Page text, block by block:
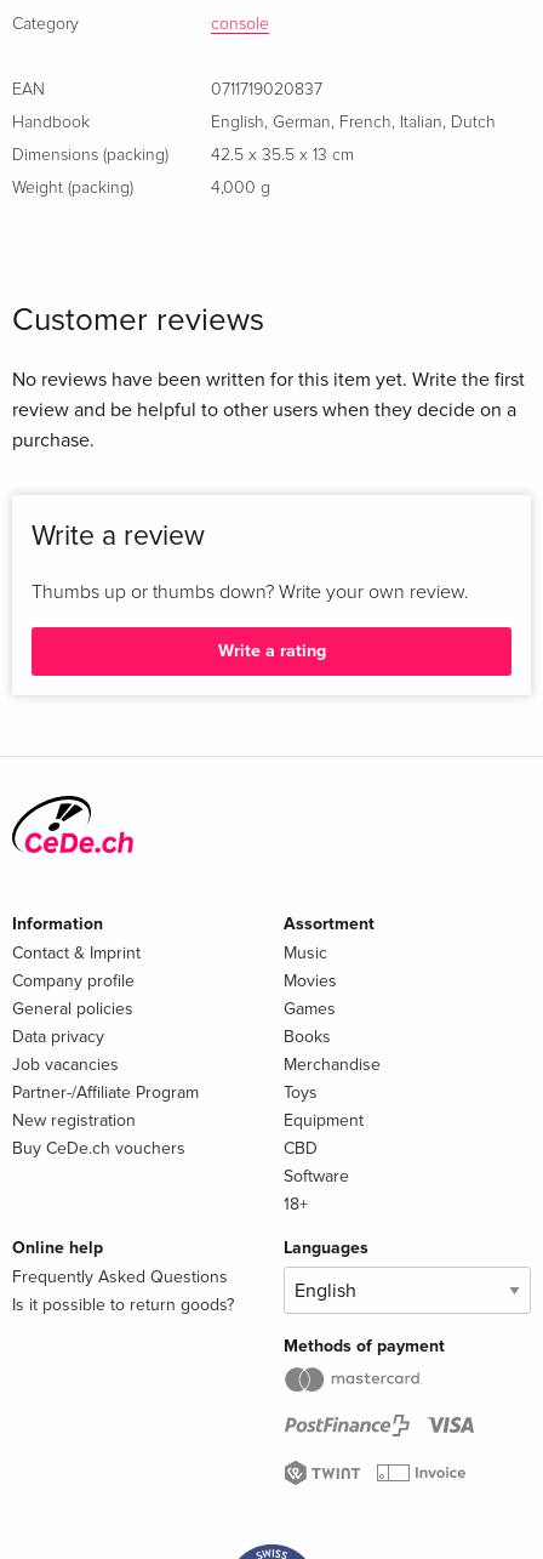
SSD, eine realistischere Spielerfahrung durch haptisches
völlig neue Generation unglaublicher PlayStation-Spiele.
Die PS5 Digital Edition ist eine vollständig digitale Version
der PS5-Konsole ohne Disc-Laufwerk. Melde dich bei deinem
Nutze die Leistung der speziell angefertigten CPU, GPU und
Konsole die Gaming-Welt revolutioniert.
Einzigartige Spiele
Entdecke ein intensiveres Gaming-Erlebnis mit
Unterstützung für haptisches Feedback, adaptive Trigger-
Tasten und 3D-Audiotechnologie.
2100 Modelle sind mit PS5-Zubehör für CFI-2000 Produkte
kompatibel, einschliesslich Konsolen-Cover und Disc-
vollständigen Nutzungsbedingungen -
playstation.com/PSNTerms.
3D-Audio über integrierte TV-Lautsprecher oder
analoge/USB-Stereokopfhörer. Die Konsole muss
eingerichtet worden sein und das neueste Systemsoftware-
Update ist erforderlich.
Category
console
EAN
0711719020837
Handbook
English, German, French, Italian, Dutch
Dimensions (packing)
42.5 x 35.5 x 13 cm
Weight (packing)
4,000 g
Customer reviews
No reviews have been written for this item yet. Write the first
review and be helpful to other users when they decide on a
purchase.
Write a review
Thumbs up or thumbs down? Write your own review.
Write a rating
Information
Contact & Imprint
Company profile
General policies
Data privacy
Job vacancies
Partner-/Affiliate Program
New registration
Buy CeDe.ch vouchers
Assortment
Music
Movies
Games
Books
Merchandise
Toys
Equipment
CBD
Software
18+
Online help
Frequently Asked Questions
Is it possible to return goods?
Languages
Methods of payment